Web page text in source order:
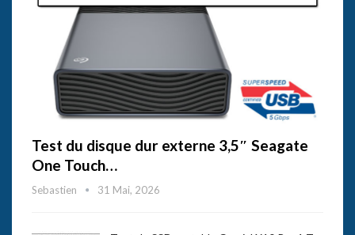
Test du disque dur externe 3,5″ Seagate
One Touch…
Sebastien 31 Mai, 2026